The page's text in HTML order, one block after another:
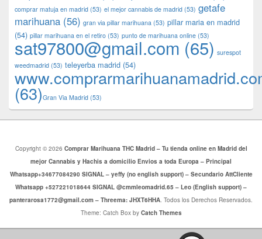
comprar matuja en madrid (53) el mejor cannabis de madrid (53) getafe
marihuana (56) gran via pillar marihuana (53) pillar maria en madrid
(54) pillar marihuana en el retiro (53) punto de marihuana online (53)
sat97800@gmail.com (65) surespot
weedmadrid (53) teleyerba madrid (54)
(63)​​Gran Via Madrid (53)
Copyright © 2026 Comprar Marihuana THC Madrid – Tu tienda online en Madrid del
mejor Cannabis y Hachis a domicilio Envios a toda Europa – Principal
Whatsapp+34677084290 SIGNAL – yeffy (no english support) – Secundario AttCliente
Whatsapp +527221018644 SIGNAL @cmmleomadrid.65 – Leo (English support) –
panterarosa1772@gmail.com – Threema: JHXT6HHA. Todos los Derechos Reservados.
Theme: Catch Box by Catch Themes